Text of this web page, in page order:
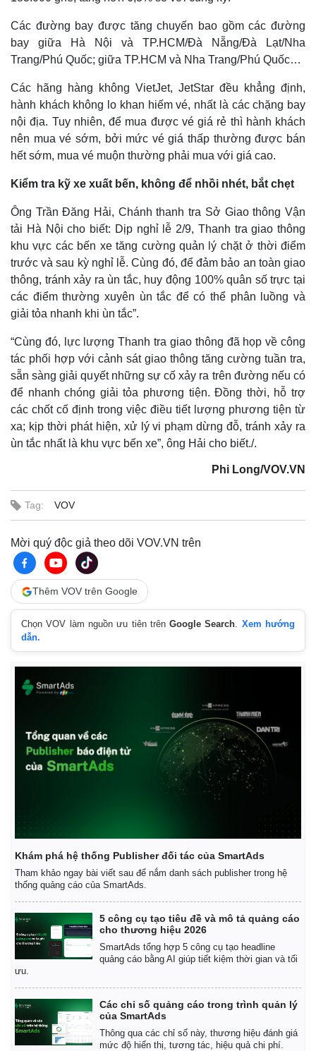
Pháp luật
Vụ án
Tin nóng
Tư vấn luật
Việt Nam
Phân tích
Các đường bay được tăng chuyến bao gồm các đường
bay giữa Hà Nội và TP.HCM/Đà Nẵng/Đà Lạt/Nha
Trang/Phú Quốc; giữa TP.HCM và Nha Trang/Phú Quốc…
Các hãng hàng không VietJet, JetStar đều khẳng định,
hành khách không lo khan hiếm vé, nhất là các chặng bay
nội địa. Tuy nhiên, để mua được vé giá rẻ thì hành khách
nên mua vé sớm, bởi mức vé giá thấp thường được bán
hết sớm, mua vé muộn thường phải mua với giá cao.
Kiểm tra kỹ xe xuất bến, không để nhồi nhét, bắt chẹt
Ông Trần Đăng Hải, Chánh thanh tra Sở Giao thông Vận
tải Hà Nội cho biết: Dịp nghỉ lễ 2/9, Thanh tra giao thông
khu vực các bến xe tăng cường quản lý chặt ở thời điểm
trước và sau kỳ nghỉ lễ. Cùng đó, để đảm bảo an toàn giao
thông, tránh xảy ra ùn tắc, huy động 100% quân số trực tại
các điểm thường xuyên ùn tắc để có thể phân luồng và
giải tỏa nhanh khi ùn tắc”.
“Cùng đó, lực lượng Thanh tra giao thông đã họp về công
tác phối hợp với cảnh sát giao thông tăng cường tuần tra,
sẵn sàng giải quyết những sự cố xảy ra trên đường nếu có
để nhanh chóng giải tỏa phương tiện. Đồng thời, hỗ trợ
các chốt cố định trong việc điều tiết lượng phương tiện từ
xa; kịp thời phát hiện, xử lý vi phạm dừng đỗ, tránh xảy ra
ùn tắc nhất là khu vực bến xe”, ông Hải cho biết./.
Phi Long/VOV.VN
Tag: VOV
Mời quý độc giả theo dõi VOV.VN trên
Thêm VOV trên Google
Chọn VOV làm nguồn ưu tiên trênGoogle Search. Xem hướng
dẫn.
Khám phá hệ thống Publisher đối tác của SmartAds
Tham khảo ngay bài viết sau để nắm danh sách publisher trong hệ
thống quảng cáo của SmartAds.
5 công cụ tạo tiêu đề và mô tả quảng cáo
cho thương hiệu 2026
SmartAds tổng hợp 5 công cụ tạo headline
quảng cáo bằng AI giúp tiết kiệm thời gian và tối
ưu.
Các chỉ số quảng cáo trong trình quản lý
của SmartAds
Thông qua các chỉ số này, thương hiệu đánh giá
mức độ hiển thị, tương tác, hiệu quả chi phí.